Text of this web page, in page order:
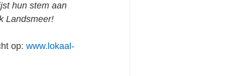
hun stem aan
Landsmeer!
op: www.lokaal-